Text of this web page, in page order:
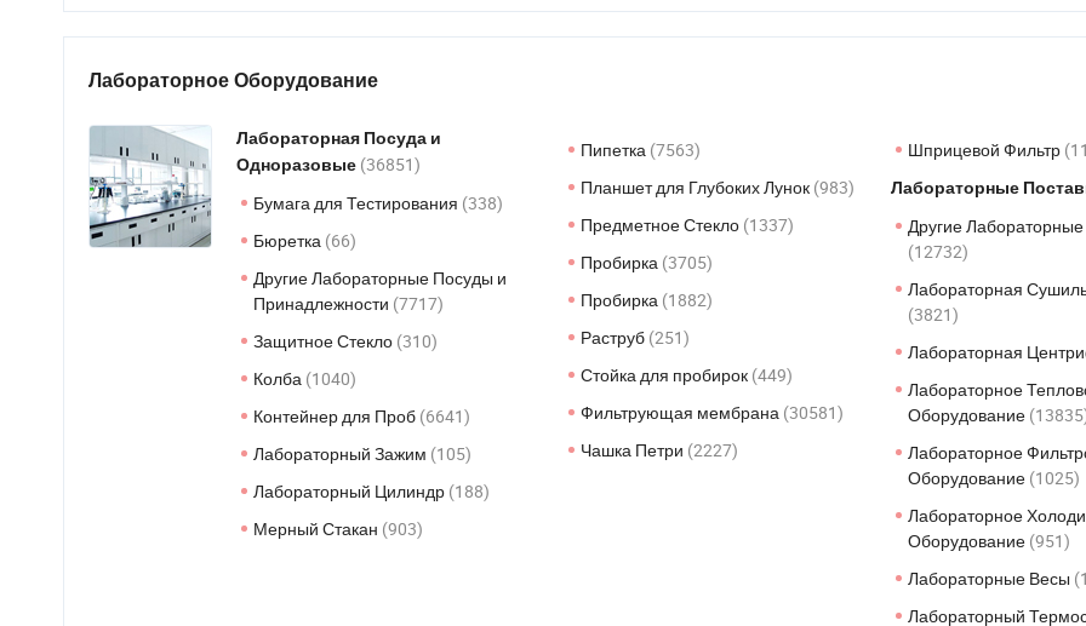
Лабораторное Оборудование
Лабораторная Посуда и
Одноразовые (36851)
Бумага для Тестирования (338)
Бюретка (66)
Другие Лабораторные Посуды и
Принадлежности (7717)
Защитное Стекло (310)
Колба (1040)
Контейнер для Проб (6641)
Лабораторный Зажим (105)
Лабораторный Цилиндр (188)
Мерный Стакан (903)
Пипетка (7563)
Планшет для Глубоких Лунок (983)
Предметное Стекло (1337)
Пробирка (3705)
Пробирка (1882)
Раструб (251)
Стойка для пробирок (449)
Фильтрующая мембрана (30581)
Чашка Петри (2227)
Шприцевой Фильтр
Лабораторные
Другие Лабораторные
(12732)
Лабораторная
(3821)
Лабораторная
Лабораторное
Оборудование
Лабораторное
Оборудование (1025)
Лабораторное
Оборудование (951)
Лабораторные Весы
Лабораторный